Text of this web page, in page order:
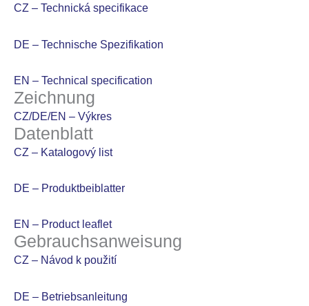
CZ – Technická specifikace
DE – Technische Spezifikation
EN – Technical specification
Zeichnung
CZ/DE/EN – Výkres
Datenblatt
CZ – Katalogový list
DE – Produktbeiblatter
EN – Product leaflet
Gebrauchsanweisung
CZ – Návod k použití
DE – Betriebsanleitung